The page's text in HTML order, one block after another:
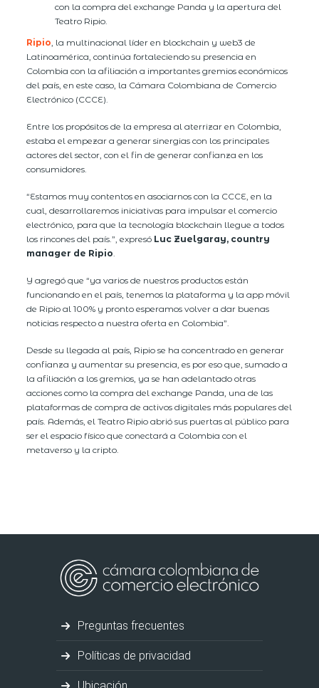
con la compra del exchange Panda y la apertura del
Teatro Ripio.
Ripio, la multinacional líder en blockchain y web3 de
Latinoamérica, continúa fortaleciendo su presencia en
Colombia con la afiliación a importantes gremios económicos
del país, en este caso, la Cámara Colombiana de Comercio
Electrónico (CCCE).
Entre los propósitos de la empresa al aterrizar en Colombia,
estaba el empezar a generar sinergias con los principales
actores del sector, con el fin de generar confianza en los
consumidores.
“Estamos muy contentos en asociarnos con la CCCE, en la
cual, desarrollaremos iniciativas para impulsar el comercio
electrónico, para que la tecnología blockchain llegue a todos
los rincones del país.”, expresó Luc Zuelgaray, country
manager de Ripio.
Y agregó que “ya varios de nuestros productos están
funcionando en el país, tenemos la plataforma y la app móvil
de Ripio al 100% y pronto esperamos volver a dar buenas
noticias respecto a nuestra oferta en Colombia”.
Desde su llegada al país, Ripio se ha concentrado en generar
confianza y aumentar su presencia, es por eso que, sumado a
la afiliación a los gremios, ya se han adelantado otras
acciones como la compra del exchange Panda, una de las
plataformas de compra de activos digitales más populares del
país. Además, el Teatro Ripio abrió sus puertas al público para
ser el espacio físico que conectará a Colombia con el
metaverso y la cripto.
Preguntas frecuentes
Políticas de privacidad